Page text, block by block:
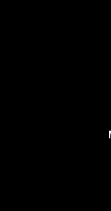
Pliaj informoj pri